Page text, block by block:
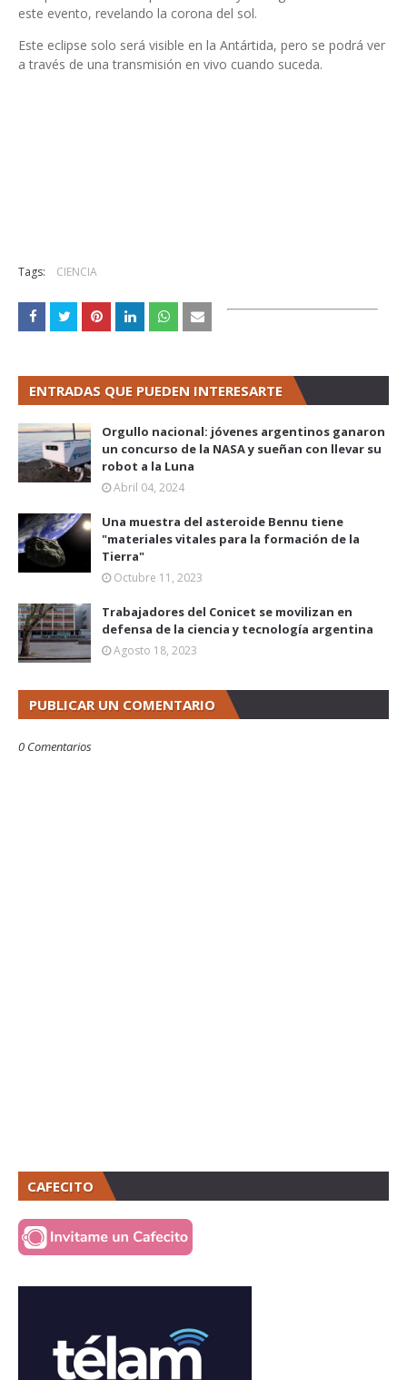
este evento, revelando la corona del sol.
Este eclipse solo será visible en la Antártida, pero se podrá ver
a través de una transmisión en vivo cuando suceda.
Tags: CIENCIA
ENTRADAS QUE PUEDEN INTERESARTE
Orgullo nacional: jóvenes argentinos ganaron
un concurso de la NASA y sueñan con llevar su
robot a la Luna
Abril 04, 2024
Una muestra del asteroide Bennu tiene
"materiales vitales para la formación de la
Tierra"
Octubre 11, 2023
Trabajadores del Conicet se movilizan en
defensa de la ciencia y tecnología argentina
Agosto 18, 2023
PUBLICAR UN COMENTARIO
0 Comentarios
CAFECITO